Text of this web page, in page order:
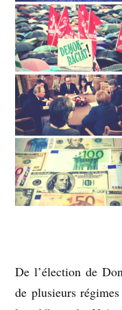
De l’élection de
de plusieurs